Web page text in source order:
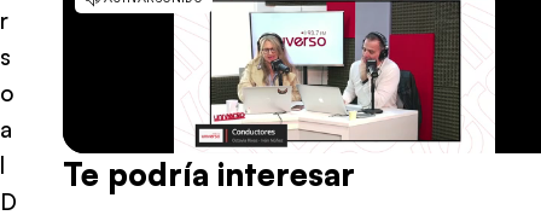
r
s
o
a
l
D
Te podría interesar